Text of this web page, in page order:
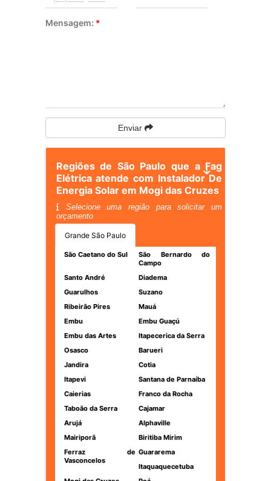
Mensagem: *
Enviar
Regiões de São Paulo que a Fag
Elétrica atende com Instalador De
Energia Solar em Mogi das Cruzes
Selecione uma região para solicitar um
orçamento
Grande São Paulo
São Caetano do Sul
São Bernardo do
Campo
Santo André
Diadema
Guarulhos
Suzano
Ribeirão Pires
Mauá
Embu
Embu Guaçú
Embu das Artes
Itapecerica da Serra
Osasco
Barueri
Jandira
Cotia
Itapevi
Santana de Parnaíba
Caierias
Franco da Rocha
Taboão da Serra
Cajamar
Arujá
Alphaville
Mairiporã
Biritiba Mirim
Ferraz de
Vasconcelos
Guararema
Itaquaquecetuba